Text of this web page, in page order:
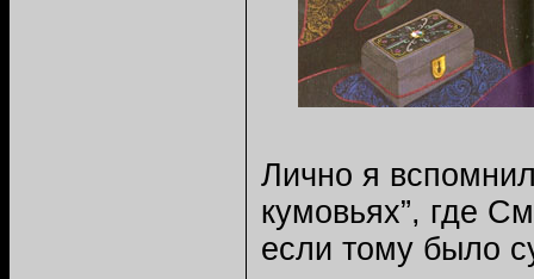
Лично я
кумовьях”, где
если тому было